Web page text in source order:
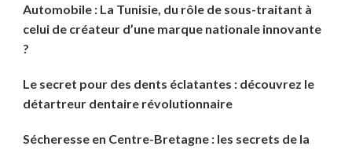
Automobile : La Tunisie, du rôle de sous-traitant à
celui de créateur d’une marque nationale innovante
?
Le secret pour des dents éclatantes : découvrez le
détartreur dentaire révolutionnaire
Sécheresse en Centre-Bretagne : les secrets de la